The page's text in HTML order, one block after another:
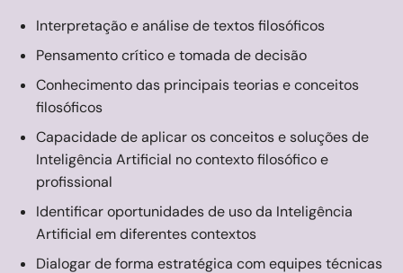
Interpretação e análise de textos filosóficos
Pensamento crítico e tomada de decisão
Conhecimento das principais teorias e conceitos
filosóficos
Capacidade de aplicar os conceitos e soluções de
Inteligência Artificial no contexto filosófico e
profissional
Identificar oportunidades de uso da Inteligência
Artificial em diferentes contextos
Dialogar de forma estratégica com equipes técnicas